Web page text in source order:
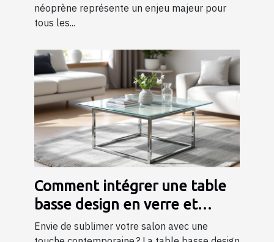
néoprène représente un enjeu majeur pour
tous les...
Comment intégrer une table
basse design en verre et
métal dans votre salon ?
Envie de sublimer votre salon avec une